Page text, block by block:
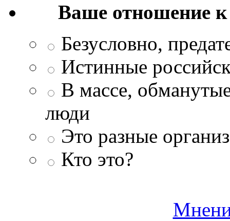
Ваше отношение
Безусловно,
Истинные
В массе,
люди
Это разные
Кто это?